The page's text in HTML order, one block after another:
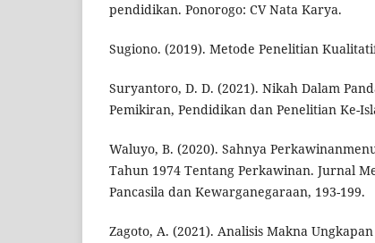
pendidikan. Ponorogo: CV Nata Karya.
Sugiono. (2019). Metode Penelitian
Suryantoro, D. D. (2021). Nikah Dalam
Pemikiran, Pendidikan dan Penelitian Ke-
Waluyo, B. (2020). Sahnya
Tahun 1974 Tentang Perkawinan. Jurnal
Pancasila dan Kewarganegaraan, 193-199.
Zagoto, A. (2021). Analisis Makna